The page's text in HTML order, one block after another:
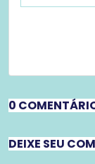
0
DEIXE SEU